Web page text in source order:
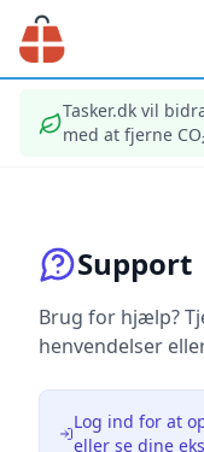
Tasker.dk vil
med at fjerne
Support
Brug for hjælp?
henvendelser
Log ind for at
eller se dine